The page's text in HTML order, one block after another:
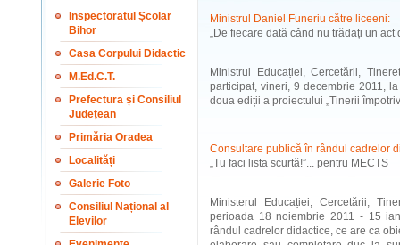
Inspectoratul Școlar
Bihor
Casa Corpului Didactic
M.Ed.C.T.
Prefectura și Consiliul
Județean
Primăria Oradea
Localități
Galerie Foto
Consiliul Național al
Elevilor
Ministrul Daniel Funeriu către liceeni:
„De fiecare dată când nu trădați un act
Ministrul Educației, Cercetării,
participat, vineri, 9 decembrie 2011,
doua ediții a proiectului „Tinerii
Consultare publică în rândul cadrelor
„Tu faci lista scurtă!”... pentru MECTS
Ministerul Educației, Cercetării,
perioada 18 noiembrie 2011 - 15
rândul cadrelor didactice, ce are ca